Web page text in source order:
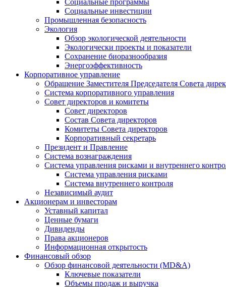
Социальные программы
Социальные инвестиции
Промышленная безопасность
Экология
Обзор экологической деятельности
Экологически проекты и показатели
Сохранение биоразнообразия
Энергоэффективность
Корпоративное управление
Обращение Заместителя Председателя Совета
Система корпоративного управления
Совет директоров и комитеты
Совет директоров
Состав Совета директоров
Комитеты Совета директоров
Корпоративный секретарь
Президент и Правление
Система вознаграждения
Система управления рисками и внутреннего
Система управления рисками
Система внутреннего контроля
Независимый аудит
Акционерам и инвесторам
Уставный капитал
Ценные бумаги
Дивиденды
Права акционеров
Информационная открытость
Финансовый обзор
Обзор финансовой деятельности (MD&A)
Ключевые показатели
Объемы продаж и выручка